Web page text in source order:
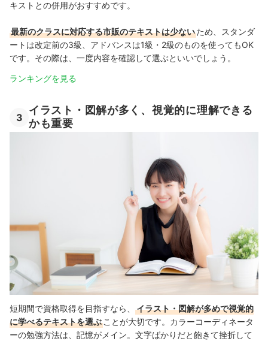
キストとの併用がおすすめです。
最新のクラスに対応する市販のテキストは少ないため、スタンダ
ートは改定前の3級、アドバンスは1級・2級のものを使ってもOK
です。その際は、一度内容を確認して選ぶといいでしょう。
ランキングを見る
3
イラスト・図解が多く、視覚的に理解できる
かも重要
短期間で資格取得を目指すなら、
イラスト・図解が多めで視覚的
に学べるテキストを選ぶ ことが大切です。カラーコーディネータ
ーの勉強方法は、記憶がメイン。文字ばかりだと飽きて挫折して